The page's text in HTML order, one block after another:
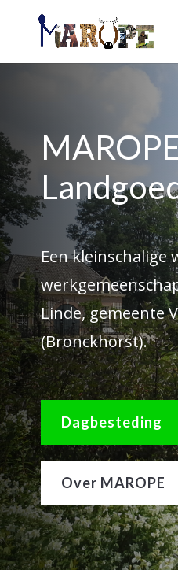
Een kleinschalige
Linde, gemeente
(Bronckhorst).
Dagbesteding
Over MAROPE